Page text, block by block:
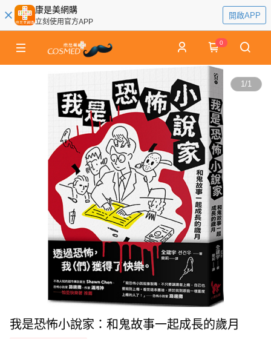
康是美網購
立刻使用官方APP
開啟APP
0
1/1
我是恐怖小說家：和鬼故事一起成長的歲月